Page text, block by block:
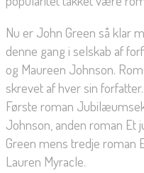
Nu er John Green så klar
denne gang i selskab af
og Maureen Johnson.
skrevet af hver sin forfatter.
Første roman
Johnson, anden roman Et
Green mens tredje roman
Lauren Myracle.